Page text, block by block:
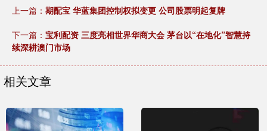
上一篇： 期配宝 华蓝集团控制权拟变更 公司股票明起复牌
下一篇： 宝利配资 三度亮相世界华商大会 茅台以“在地化”智慧持
续深耕澳门市场
相关文章